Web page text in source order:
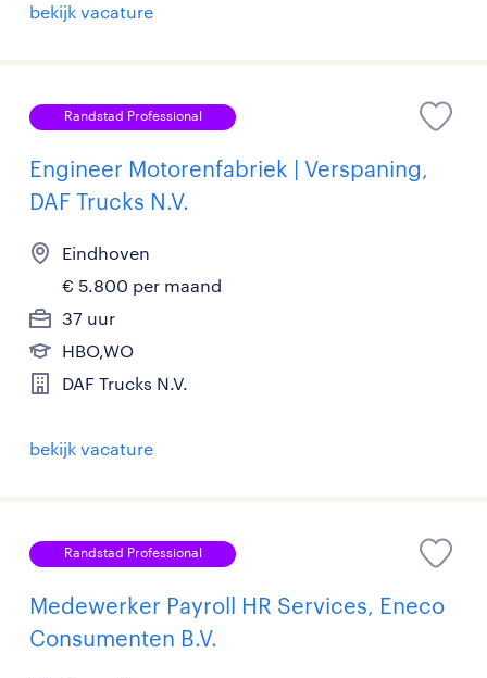
bekijk vacature
Randstad Professional
Engineer Motorenfabriek | Verspaning,
DAF Trucks N.V.
Eindhoven
€ 5.800 per maand
37 uur
HBO,WO
DAF Trucks N.V.
bekijk vacature
Randstad Professional
Medewerker Payroll HR Services, Eneco
Consumenten B.V.